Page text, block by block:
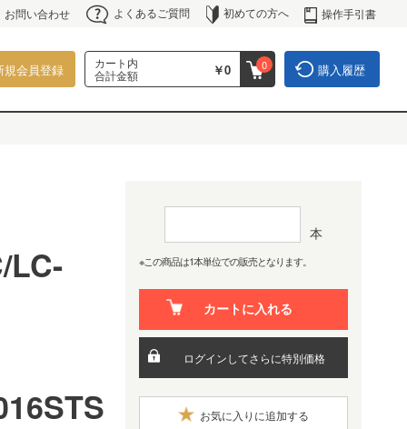
お問い合わせ よくあるご質問 初めての方へ 操作手引書
規会員登録
カート内
合計金額
￥0 0 購入履歴
LC-
本
※この商品は1本単位での販売となります。
カートに入れる
ログインしてさらに特別価格
お気に入りに追加する